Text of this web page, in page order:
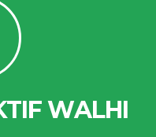
WALHI